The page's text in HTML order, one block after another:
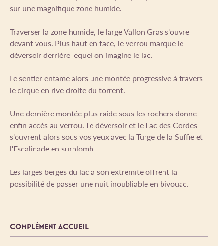
sur une magnifique zone humide.
Traverser la zone humide, le large Vallon Gras s'ouvre
devant vous. Plus haut en face, le verrou marque le
déversoir derrière lequel on imagine le lac.
Le sentier entame alors une montée progressive à travers
le cirque en rive droite du torrent.
Une dernière montée plus raide sous les rochers donne
enfin accès au verrou. Le déversoir et le Lac des Cordes
s'ouvrent alors sous vos yeux avec la Turge de la Suffie et
l'Escalinade en surplomb.
Les larges berges du lac à son extrémité offrent la
possibilité de passer une nuit inoubliable en bivouac.
COMPLÉMENT ACCUEIL